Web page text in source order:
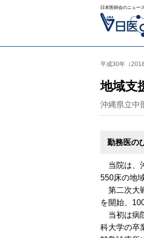
日本医師会のニュー
平成30年（
地域支
沖縄県立中
勤務医の
当院は、
550床の地
第二次大
を開始、
当初は病
科大学の卒